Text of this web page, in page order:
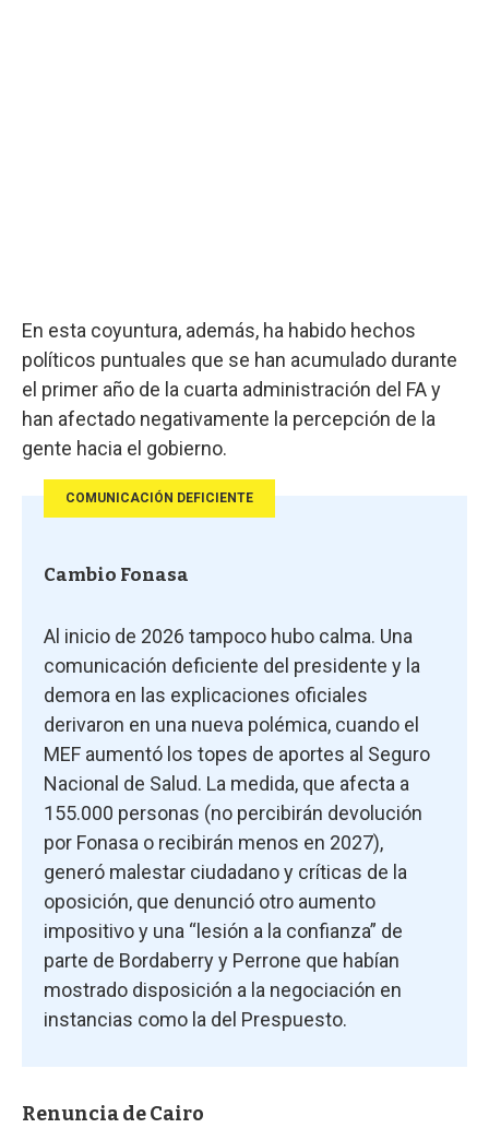
En esta coyuntura, además, ha habido hechos
políticos puntuales que se han acumulado durante
el primer año de la cuarta administración del FA y
han afectado negativamente la percepción de la
gente hacia el gobierno.
COMUNICACIÓN DEFICIENTE
Cambio Fonasa
Al inicio de 2026 tampoco hubo calma. Una
comunicación deficiente del presidente y la
demora en las explicaciones oficiales
derivaron en una nueva polémica, cuando el
MEF aumentó los topes de aportes al Seguro
Nacional de Salud. La medida, que afecta a
155.000 personas (no percibirán devolución
por Fonasa o recibirán menos en 2027),
generó malestar ciudadano y críticas de la
oposición, que denunció otro aumento
impositivo y una “lesión a la confianza” de
parte de Bordaberry y Perrone que habían
mostrado disposición a la negociación en
instancias como la del Prespuesto.
Renuncia de Cairo